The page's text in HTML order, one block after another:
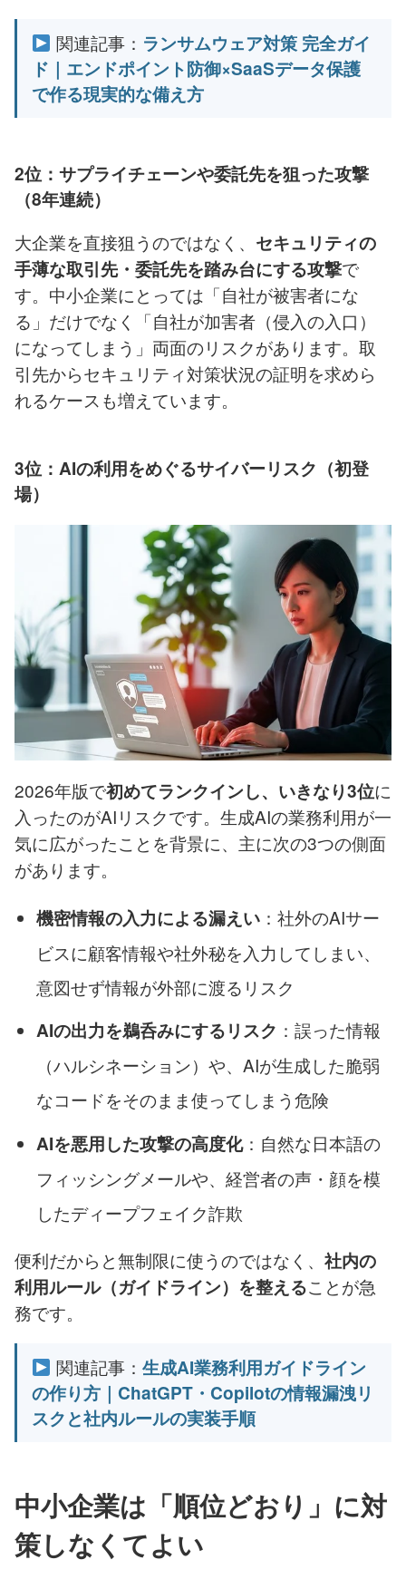
関連記事： ランサムウェア対策 完全ガイ
ド｜エンドポイント防御×SaaSデータ保護
で作る現実的な備え方
2位：サプライチェーンや委託先を狙った攻撃
（8年連続）
大企業を直接狙うのではなく、 セキュリティの
手薄な取引先・委託先を踏み台にする攻撃で
す。中小企業にとっては「自社が被害者にな
る」だけでなく「自社が加害者（侵入の入口）
になってしまう」両面のリスクがあります。取
引先からセキュリティ対策状況の証明を求めら
れるケースも増えています。
3位：AIの利用をめぐるサイバーリスク（初登
場）
2026年版で初めてランクインし、いきなり3位に
入ったのがAIリスクです。生成AIの業務利用が一
気に広がったことを背景に、主に次の3つの側面
があります。
機密情報の入力による漏えい：社外のAIサー
ビスに顧客情報や社外秘を入力してしまい、
意図せず情報が外部に渡るリスク
AIの出力を鵜呑みにするリスク ：誤った情報
（ハルシネーション）や、AIが生成した脆弱
なコードをそのまま使ってしまう危険
AIを悪用した攻撃の高度化：自然な日本語の
フィッシングメールや、経営者の声・顔を模
したディープフェイク詐欺
便利だからと無制限に使うのではなく、 社内の
利用ルール（ガイドライン）を整えることが急
務です。
関連記事： 生成AI業務利用ガイドライン
の作り方｜ChatGPT・Copilotの情報漏洩リ
スクと社内ルールの実装手順
中小企業は「順位どおり」に対
策しなくてよい